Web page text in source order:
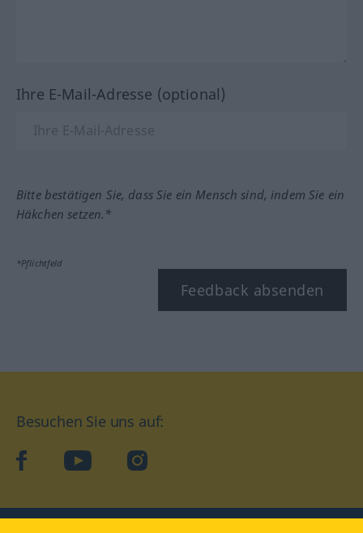
Ihre E-Mail-Adresse (optional)
Bitte bestätigen Sie, dass Sie ein Mensch sind, indem Sie ein
Häkchen setzen.*
*Pflichtfeld
Feedback absenden
Besuchen Sie uns auf:
facebookYouTube Instagram